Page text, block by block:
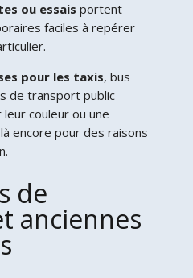
ou essais portent
faciles à repérer
pour les taxis, bus
de transport public
couleur ou une
encore pour des raisons
de
anciennes